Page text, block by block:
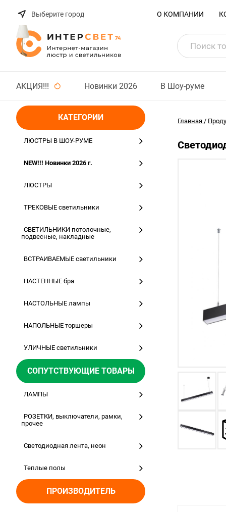
Выберите город О КОМПАНИИ
АКЦИЯ!!! Новинки 2026 В Шоу-руме
КАТЕГОРИИ
ЛЮСТРЫ В ШОУ-РУМЕ
NEW!!! Новинки 2026 г.
ЛЮСТРЫ
ТРЕКОВЫЕ светильники
СВЕТИЛЬНИКИ потолочные,
подвесные, накладные
ВСТРАИВАЕМЫЕ светильники
НАСТЕННЫЕ бра
НАСТОЛЬНЫЕ лампы
НАПОЛЬНЫЕ торшеры
УЛИЧНЫЕ светильники
СОПУТСТВУЮЩИЕ ТОВАРЫ
ЛАМПЫ
РОЗЕТКИ, выключатели, рамки,
прочее
Светодиодная лента, неон
Теплые полы
ПРОИЗВОДИТЕЛЬ
Главная /